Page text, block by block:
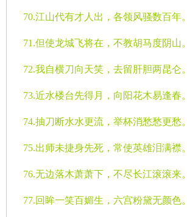
70.江山代有才人出，各领风骚数百年。
71.但使龙城飞将在，不教胡马度阴山。
72.我自横刀向天笑，去留肝胆两昆仑。
73.近水楼台先得月，向阳花木易逢春。
74.抽刀断水水更流，举杯消愁愁更愁。
75.出师未捷身先死，常使英雄泪满襟。
76.无边落木萧萧下，不尽长江滚滚来。
77.回眸一笑百媚生，六宫粉黛无颜色。